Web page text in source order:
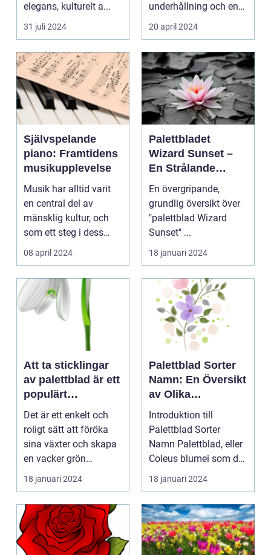
elegans, kulturelt a...
31 juli 2024
underhållning och en
chans ...
20 april 2024
Självspelande
piano: Framtidens
musikupplevelse
Musik har alltid varit
en central del av
mänsklig kultur, och
som ett steg i dess
kontinuerliga...
08 april 2024
Palettbladet
Wizard Sunset –
En Strålande
Fördelning av
Färger
En övergripande,
grundlig översikt över
"palettblad Wizard
Sunset" ...
18 januari 2024
Att ta sticklingar
av palettblad är ett
populärt
hobbyprojekt för
många
trädgårdsentusiast
Det är ett enkelt och
roligt sätt att föröka
sina växter och skapa
en vacker grön
omgivning. I denna...
18 januari 2024
Palettblad Sorter
Namn: En Översikt
av Olika
Variationer och
Egenskaper
Introduktion till
Palettblad Sorter
Namn Palettblad, eller
Coleus blumei som det
vetenskapligt kall...
18 januari 2024